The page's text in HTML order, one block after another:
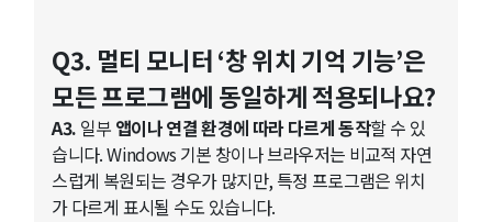
Q3. 멀티 모니터 ‘창 위치 기억 기능’은
모든 프로그램에 동일하게 적용되나요?
A3. 일부 앱이나 연결 환경에 따라 다르게 동작할 수 있
습니다. Windows 기본 창이나 브라우저는 비교적 자연
스럽게 복원되는 경우가 많지만, 특정 프로그램은 위치
가 다르게 표시될 수도 있습니다.